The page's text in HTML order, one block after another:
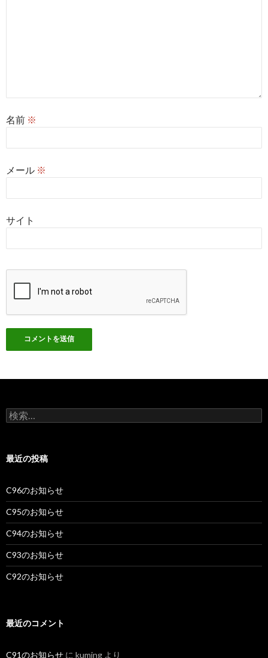
名前 ※
メール ※
サイト
検
索:
最近の投稿
C96のお知らせ
C95のお知らせ
C94のお知らせ
C93のお知らせ
C92のお知らせ
最近のコメント
C91のお知らせ に kuming より